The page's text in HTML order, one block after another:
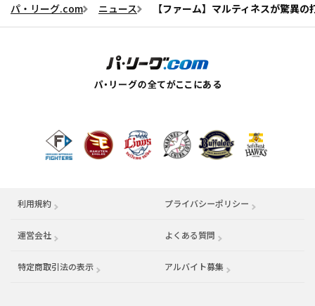
パ・リーグ.com ニュース 【ファーム】マルティネスが驚異
利用規約 プライバシーポリシー
運営会社 （別ウィンドウで開く） よくある質問
特定商取引法の表示 アルバイト募集 （別ウィンドウで開く